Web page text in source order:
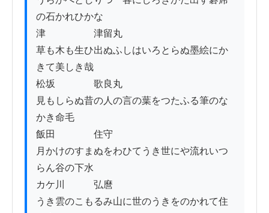
の石かれひかな
津　　　　　津留丸
草も木も生ひ出ぬふしはいろとらぬ墨絵にか
きて美しき哉
松坂　　　　歌良丸
見もしらぬ昔の人の言の葉をつたふる筆のな
かき命毛
飯田　　　　住守
月かけのすまぬをわひてうき世にや流れいつ
らん谷の下水
カケ川　　　弘麿
うき雲のこもるみ山に世のうきをのかれて住